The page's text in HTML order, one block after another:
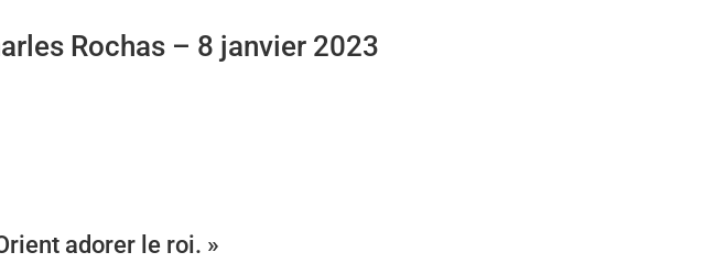
Rochas – 8 janvier 2023
adorer le roi. »